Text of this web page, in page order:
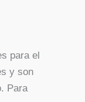
para el
y son
Para